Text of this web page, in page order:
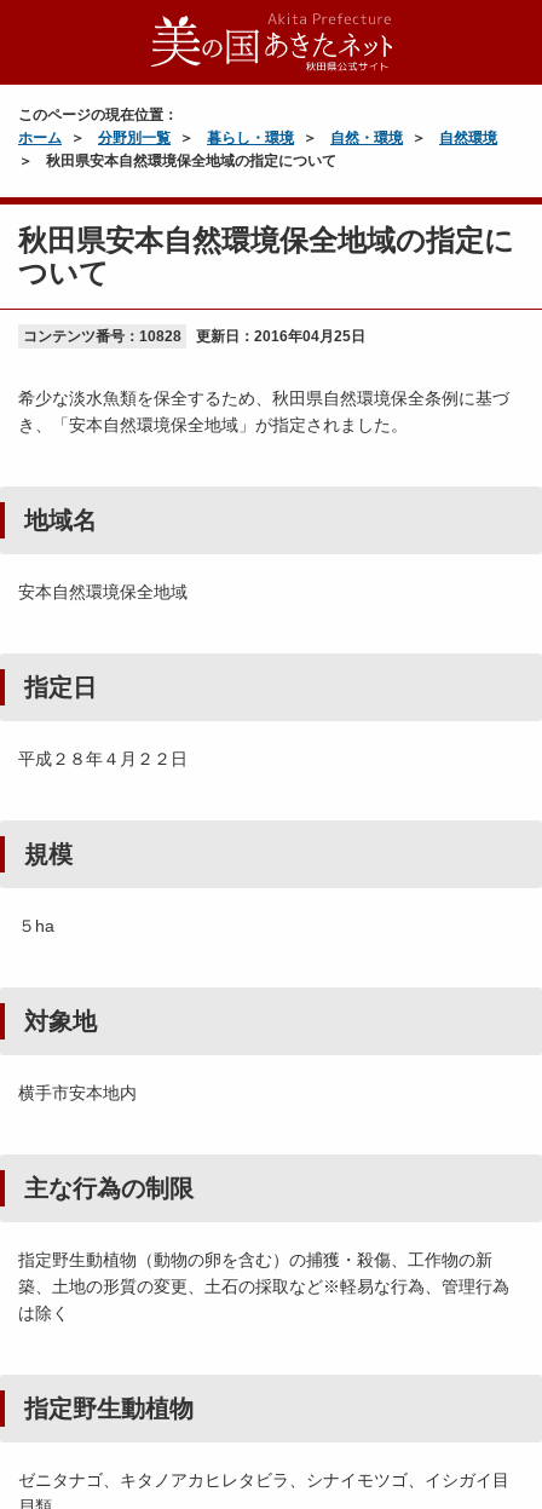
このページの現在位置：
ホーム
分野別一覧 暮らし・環境 自然・環境
自然環境
秋田県安本自然環境保全地域の指定について
秋田県安本自然環境保全地域の指定に
ついて
コンテンツ番号：10828 更新日： 2016年04月25日
希少な淡水魚類を保全するため、秋田県自然環境保全条例に基づ
き、「安本自然環境保全地域」が指定されました。
地域名
安本自然環境保全地域
指定日
平成２８年４月２２日
規模
５ha
対象地
横手市安本地内
主な行為の制限
指定野生動植物（動物の卵を含む）の捕獲・殺傷、工作物の新
築、土地の形質の変更、土石の採取など※軽易な行為、管理行為
は除く
指定野生動植物
ゼニタナゴ、キタノアカヒレタビラ、シナイモツゴ、イシガイ目